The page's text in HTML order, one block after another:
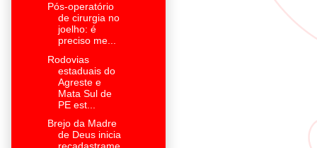
Pós-operatório
de cirurgia no
joelho: é
preciso me...
Rodovias
estaduais do
Agreste e
Mata Sul de
PE est...
Brejo da Madre
de Deus inicia